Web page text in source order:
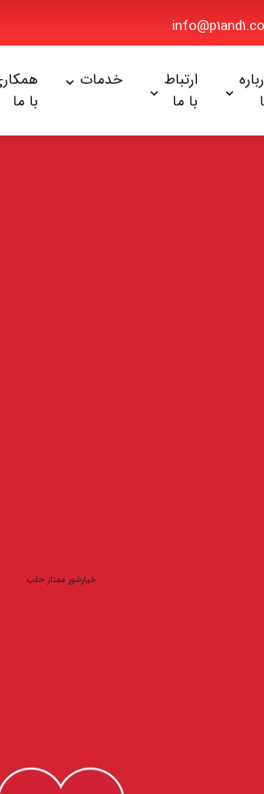
ارتباط
با ما
خدمات
همکاری
با ما
خیارشور ممتاز حلب